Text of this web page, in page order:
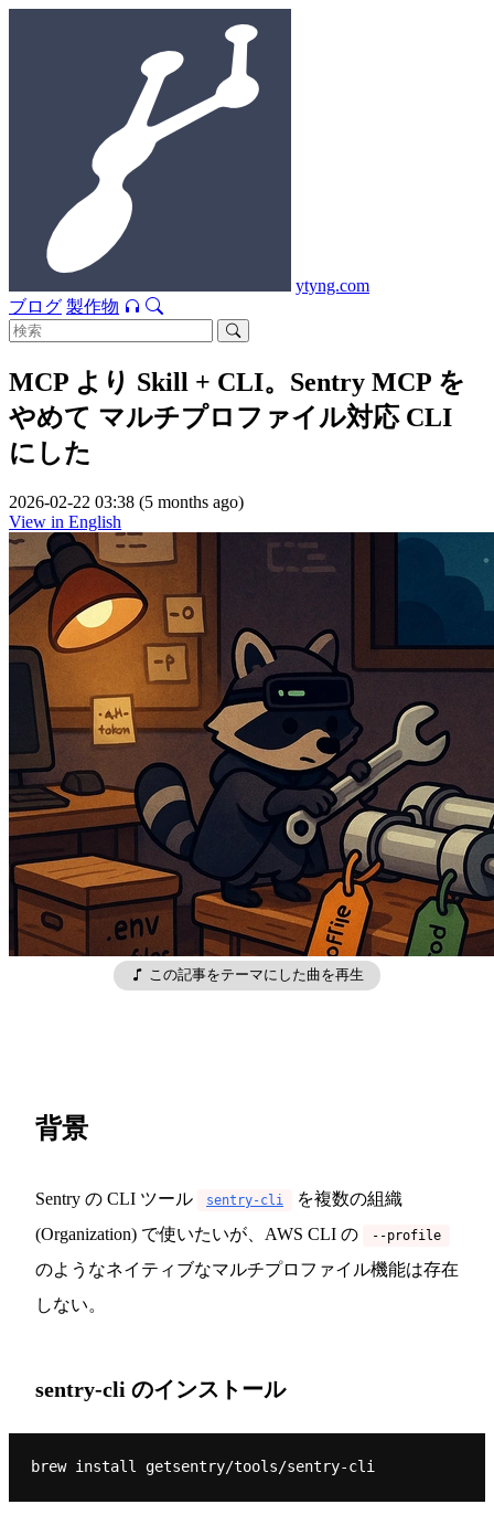
ytyng.com
ブログ 製作物
MCP より Skill + CLI。Sentry MCP を
やめて マルチプロファイル対応 CLI
にした
2026-02-22 03:38 (5 months ago)
View in English
この記事をテーマにした曲を再生
背景
Sentry の CLI ツール sentry-cli
を複数の組織
(Organization) で使いたいが、AWS CLI の
--profile
のようなネイティブなマルチプロファイル機能は存在
しない。
sentry-cli のインストール
brew install getsentry/tools/sentry-cli